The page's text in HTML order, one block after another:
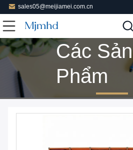
sales05@meijiamei.com.cn
Các Sản
Phẩm